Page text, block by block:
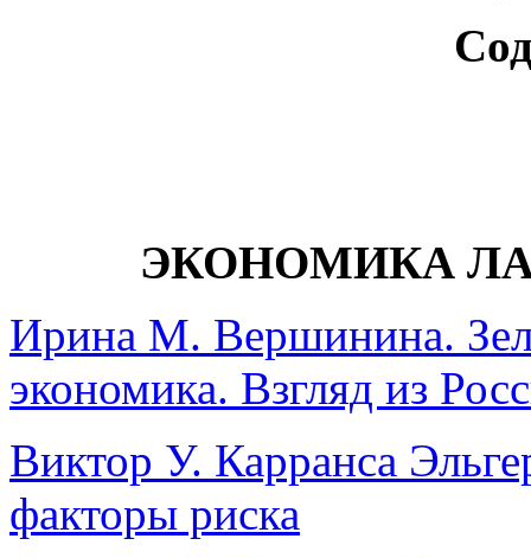
ЭКОНОМИКА
Ирина М. Вершинина.
экономика. Взгляд из
Виктор У. Карранса
факторы риска